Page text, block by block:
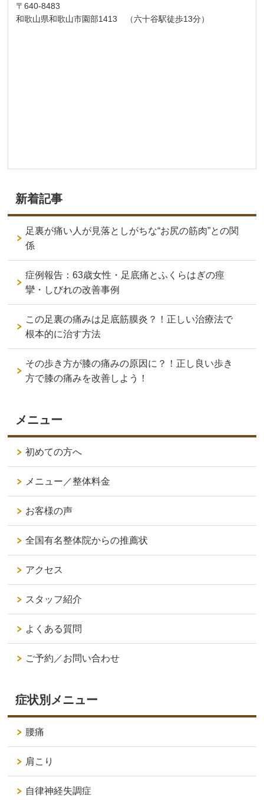
〒640-8483
和歌山県和歌山市園部1413 （六十谷駅徒歩13分）
新着記事
足裏が痛い人が見落としがちな“お尻の筋肉”との関
係
症例報告：63歳女性・足底痛とふくらはぎの痙
攣・しびれの改善事例
この足裏の痛みは足底筋膜炎？！正しい治療法で
根本的に治す方法
その歩き方が膝の痛みの原因に？！正し良い歩き
方で膝の痛みを改善しよう！
メニュー
初めての方へ
メニュー／整体料金
お客様の声
全国有名整体院からの推薦状
アクセス
スタッフ紹介
よくある質問
ご予約／お問い合わせ
症状別メニュー
腰痛
肩こり
自律神経失調症